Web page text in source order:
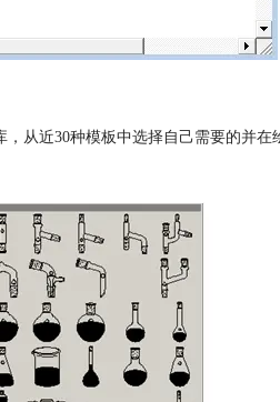
，从近30种模板中选择自己需要的并